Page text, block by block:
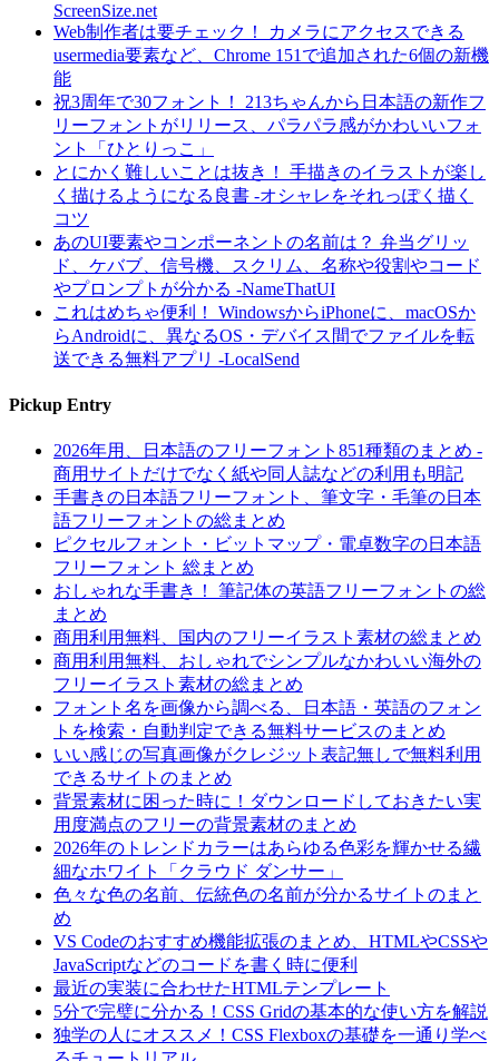
ScreenSize.net
Web制作者は要チェック！ カメラにアクセスできる
usermedia要素など、Chrome 151で追加された6個の新機
能
祝3周年で30フォント！ 213ちゃんから日本語の新作フ
リーフォントがリリース、パラパラ感がかわいいフォ
ント「ひとりっこ」
とにかく難しいことは抜き！ 手描きのイラストが楽し
く描けるようになる良書 -オシャレをそれっぽく描く
コツ
あのUI要素やコンポーネントの名前は？ 弁当グリッ
ド、ケバブ、信号機、スクリム、名称や役割やコード
やプロンプトが分かる -NameThatUI
これはめちゃ便利！ WindowsからiPhoneに、macOSか
らAndroidに、異なるOS・デバイス間でファイルを転
送できる無料アプリ -LocalSend
Pickup Entry
2026年用、日本語のフリーフォント851種類のまとめ -
商用サイトだけでなく紙や同人誌などの利用も明記
手書きの日本語フリーフォント、筆文字・毛筆の日本
語フリーフォントの総まとめ
ピクセルフォント・ビットマップ・電卓数字の日本語
フリーフォント 総まとめ
おしゃれな手書き！ 筆記体の英語フリーフォントの総
まとめ
商用利用無料、国内のフリーイラスト素材の総まとめ
商用利用無料、おしゃれでシンプルなかわいい海外の
フリーイラスト素材の総まとめ
フォント名を画像から調べる、日本語・英語のフォン
トを検索・自動判定できる無料サービスのまとめ
いい感じの写真画像がクレジット表記無しで無料利用
できるサイトのまとめ
背景素材に困った時に！ダウンロードしておきたい実
用度満点のフリーの背景素材のまとめ
2026年のトレンドカラーはあらゆる色彩を輝かせる繊
細なホワイト「クラウド ダンサー」
色々な色の名前、伝統色の名前が分かるサイトのまと
め
VS Codeのおすすめ機能拡張のまとめ、HTMLやCSSや
JavaScriptなどのコードを書く時に便利
最近の実装に合わせたHTMLテンプレート
5分で完璧に分かる！CSS Gridの基本的な使い方を解説
独学の人にオススメ！CSS Flexboxの基礎を一通り学べ